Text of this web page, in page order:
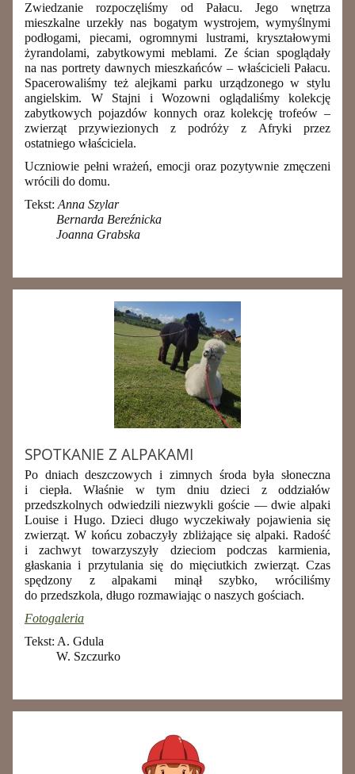
Zwiedzanie rozpoczęliśmy od Pałacu. Jego wnętrza
mieszkalne urzekły nas bogatym wystrojem, wymyślnymi
podłogami, piecami, ogromnymi lustrami, kryształowymi
żyrandolami, zabytkowymi meblami. Ze ścian spoglądały
na nas portrety dawnych mieszkańców – właścicieli Pałacu.
Spacerowaliśmy też alejkami parku urządzonego w stylu
angielskim. W Stajni i Wozowni oglądaliśmy kolekcję
zabytkowych pojazdów konnych oraz kolekcję trofeów –
zwierząt przywiezionych z podróży z Afryki przez
ostatniego właściciela.
Uczniowie pełni wrażeń, emocji oraz pozytywnie zmęczeni
wrócili do domu.
Tekst: Anna Szylar
Bernarda Bereźnicka
Joanna Grabska
SPOTKANIE Z ALPAKAMI
Po dniach deszczowych i zimnych środa była słoneczna
i ciepła. Właśnie w tym dniu dzieci z oddziałów
przedszkolnych odwiedzili niezwykli goście — dwie alpaki
Louise i Hugo. Dzieci długo wyczekiwały pojawienia się
zwierząt. W końcu zobaczyły zbliżające się alpaki. Radość
i zachwyt towarzyszyły dzieciom podczas karmienia,
głaskania i przytulania się do mięciutkich zwierząt. Czas
spędzony z alpakami minął szybko, wróciliśmy
do przedszkola, długo rozmawiając o naszych gościach.
Fotogaleria
Tekst: A. Gdula
W. Szczurko